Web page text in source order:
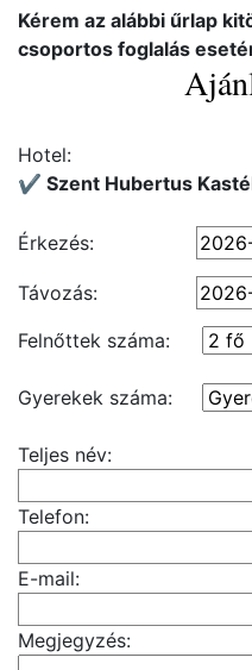
Kérem az alábbi űrlap
csoportos foglalás
Hotel:
✔️ Szent Hubertus
Érkezés:
Távozás:
Felnőttek száma:
Gyerekek száma:
Teljes név:
Telefon:
E-mail:
Megjegyzés: